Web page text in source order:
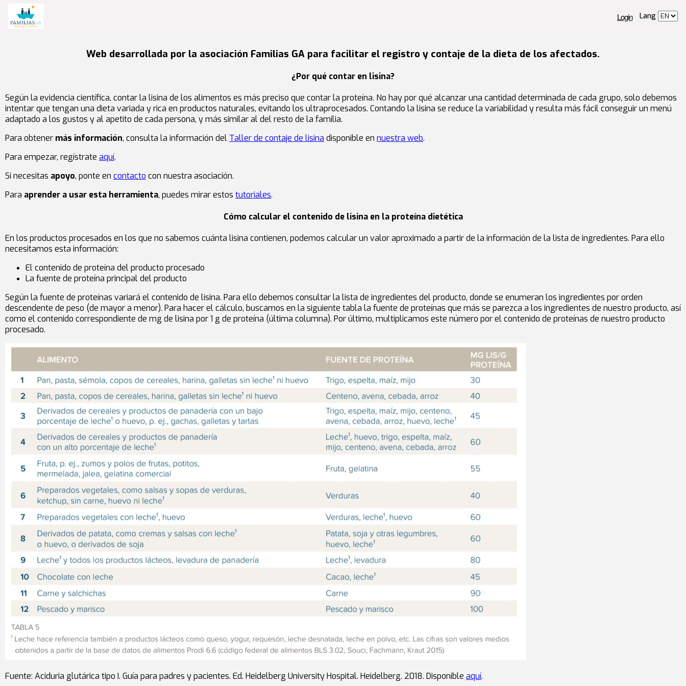
Login Lang
Web desarrollada por la asociación Familias GA para facilitar el registro y contaje de la dieta de los afectados.
¿Por qué contar en lisina?
Según la evidencia científica, contar la lisina de los alimentos es más preciso que contar la proteína. No hay por qué alcanzar una cantidad determinada de cada grupo, solo debemos
intentar que tengan una dieta variada y rica en productos naturales, evitando los ultraprocesados. Contando la lisina se reduce la variabilidad y resulta más fácil conseguir un menú
adaptado a los gustos y al apetito de cada persona, y más similar al del resto de la familia.
Para obtener más información, consulta la información del Taller de contaje de lisina disponible en nuestra web.
Para empezar, regístrate aquí.
Si necesitas apoyo, ponte en contacto con nuestra asociación.
Para aprender a usar esta herramienta, puedes mirar estos tutoriales.
Cómo calcular el contenido de lisina en la proteína dietética
En los productos procesados en los que no sabemos cuánta lisina contienen, podemos calcular un valor aproximado a partir de la información de la lista de ingredientes. Para ello
necesitamos esta información:
El contenido de proteína del producto procesado
La fuente de proteína principal del producto
Según la fuente de proteínas variará el contenido de lisina. Para ello debemos consultar la lista de ingredientes del producto, donde se enumeran los ingredientes por orden
descendente de peso (de mayor a menor). Para hacer el cálculo, buscamos en la siguiente tabla la fuente de proteínas que más se parezca a los ingredientes de nuestro producto, así
como el contenido correspondiente de mg de lisina por 1 g de proteína (última columna). Por último, multiplicamos este número por el contenido de proteínas de nuestro producto
procesado.
Fuente: Aciduria glutárica tipo I. Guía para padres y pacientes. Ed. Heidelberg University Hospital. Heidelberg. 2018. Disponible aquí.